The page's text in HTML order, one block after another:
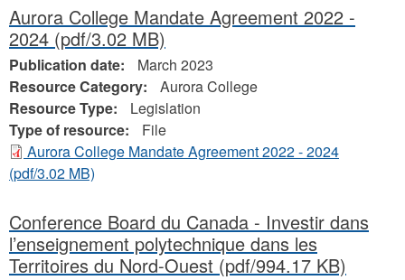
Aurora College Mandate Agreement 2022 -
2024 (pdf/3.02 MB)
Publication date:
March 2023
Resource Category:
Aurora College
Resource Type:
Legislation
Type of resource:
File
Aurora College Mandate Agreement 2022 - 2024
(pdf/3.02 MB)
Conference Board du Canada - Investir dans
l’enseignement polytechnique dans les
Territoires du Nord-Ouest (pdf/994.17 KB)